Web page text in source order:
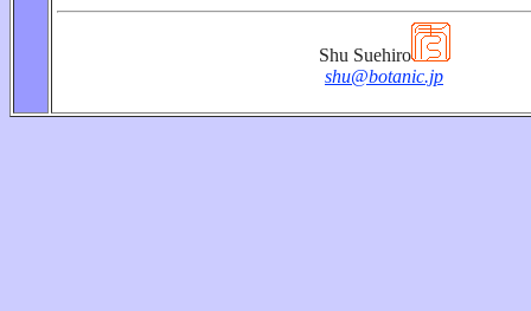
Shu Suehiro
shu@botanic.jp